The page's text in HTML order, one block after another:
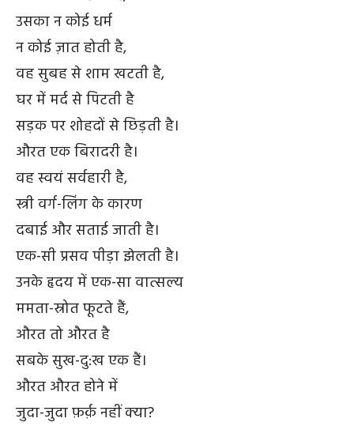
उसका न कोई धर्म
न कोई ज़ात होती है,
वह सुबह से शाम खटती है,
घर में मर्द से पिटती है
सड़क पर शोहदों से छिड़ती है।
औरत एक बिरादरी है।
वह स्वयं सर्वहारी है,
स्त्री वर्ग-लिंग के कारण
दबाई और सताई जाती है।
एक-सी प्रसव पीड़ा झेलती है।
उनके हृदय में एक-सा वात्सल्य
ममता-स्रोत फूटते हैं,
औरत तो औरत है
सबके सुख-दु:ख एक हैं।
औरत औरत होने में
जुदा-जुदा फ़र्क़ नहीं क्या?